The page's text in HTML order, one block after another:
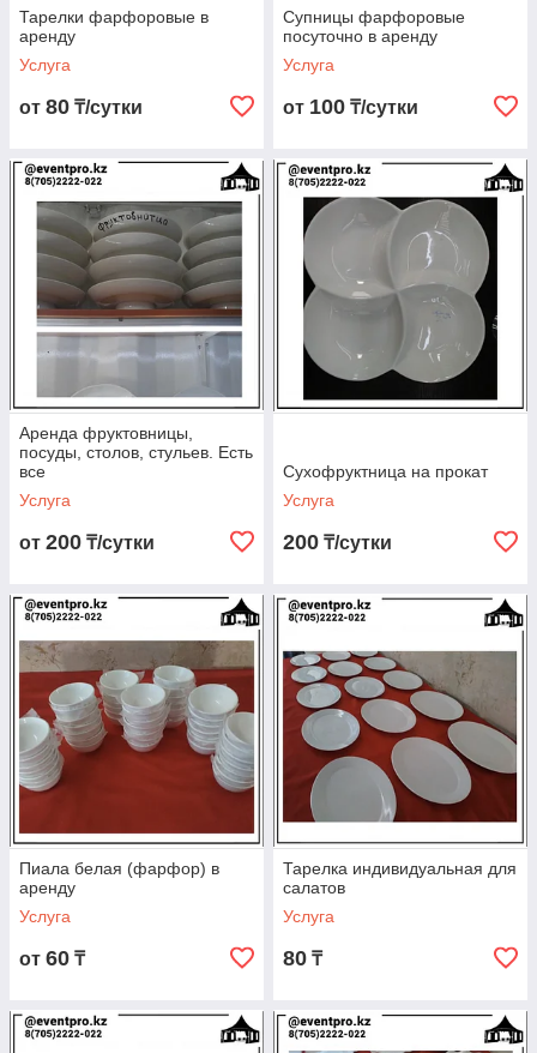
Тарелки фарфоровые в
аренду
Услуга
от 80 ₸/сутки
Супницы фарфоровые
посуточно в аренду
Услуга
от 100 ₸/сутки
Аренда фруктовницы,
посуды, столов, стульев. Есть
все
Услуга
от 200 ₸/сутки
Сухофруктница на прокат
Услуга
200 ₸/сутки
Пиала белая (фарфор) в
аренду
Услуга
от 60 ₸
Тарелка индивидуальная для
салатов
Услуга
80 ₸